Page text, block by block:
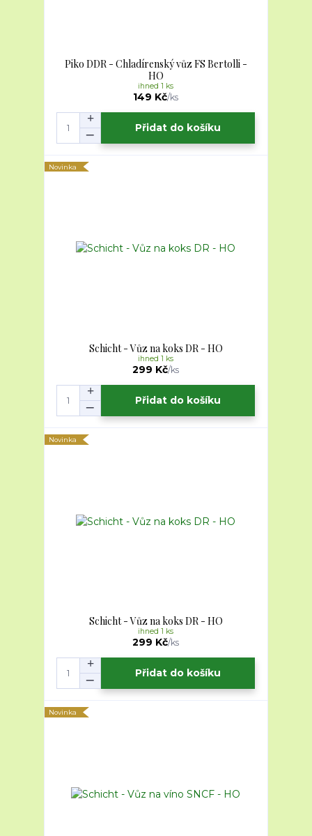
Piko DDR - Chladírenský vůz FS Bertolli -
HO
149 Kč/ks
ihned 1 ks
Přidat do košíku
Novinka
Schicht - Vůz na koks DR - HO
299 Kč/ks
ihned 1 ks
Přidat do košíku
Novinka
Schicht - Vůz na koks DR - HO
299 Kč/ks
ihned 1 ks
Přidat do košíku
Novinka